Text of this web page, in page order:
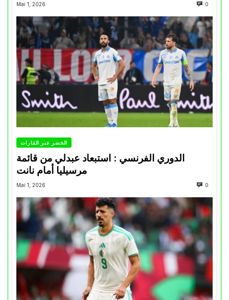
Mai 1, 2026 0
الخضر عبر القارات
الدوري الفرنسي : استبعاد عبدلي من قائمة
مرسيليا أمام نانت
Mai 1, 2026 0